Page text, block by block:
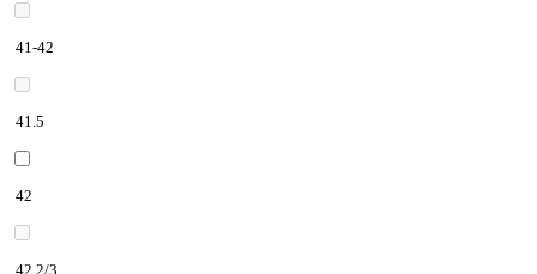
41-42
41.5
42
42 2/3